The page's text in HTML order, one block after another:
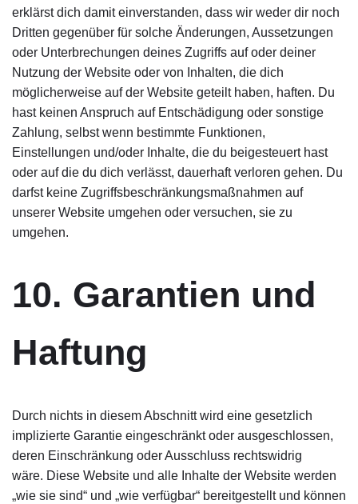
erklärst dich damit einverstanden, dass wir weder dir noch
Dritten gegenüber für solche Änderungen, Aussetzungen
oder Unterbrechungen deines Zugriffs auf oder deiner
Nutzung der Website oder von Inhalten, die dich
möglicherweise auf der Website geteilt haben, haften. Du
hast keinen Anspruch auf Entschädigung oder sonstige
Zahlung, selbst wenn bestimmte Funktionen,
Einstellungen und/oder Inhalte, die du beigesteuert hast
oder auf die du dich verlässt, dauerhaft verloren gehen. Du
darfst keine Zugriffsbeschränkungsmaßnahmen auf
unserer Website umgehen oder versuchen, sie zu
umgehen.
10. Garantien und
Haftung
Durch nichts in diesem Abschnitt wird eine gesetzlich
implizierte Garantie eingeschränkt oder ausgeschlossen,
deren Einschränkung oder Ausschluss rechtswidrig
wäre. Diese Website und alle Inhalte der Website werden
„wie sie sind“ und „wie verfügbar“ bereitgestellt und können